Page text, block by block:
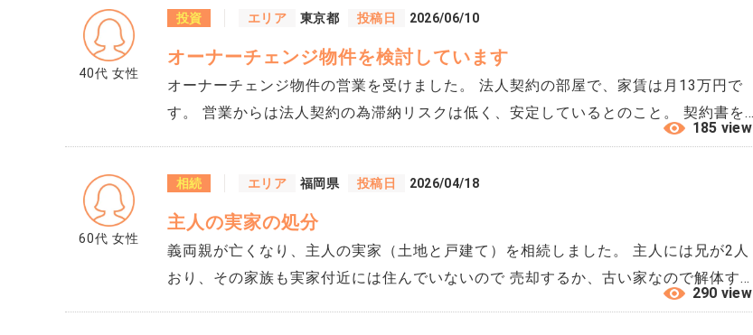
た。確定申告も行っており、今年も同程度の収入を見込んでいます。 不動産会社から
は、副業収入も評価してくれる金融機関がある可能性があると聞きました。 ただ、副
業収入は毎年必ず同じ金額になるわけではないため、どの程度安定収入として見ても
らえるのかが気になっています。 夫は本業の年収に副業収入を加えれば問題ないので
はと考えていますが、実際の審査ではどの見られるのでしょうか。 副業収入は年収と
要があるのか教えていただきたいです。
40代 女性
投資 エリア 東京都 投稿日 2026/06/10
185 view
オーナーチェンジ物件を検討しています
オーナーチェンジ物件の営業を受けました。 法人契約の部屋で、家賃は月13万円で
す。 営業からは法人契約の為滞納リスクは低く、安定しているとのこと。 契約書を
確認すると、会社の社宅だそうです。（実際に誰が住んでいるかはわかりません） 物
て良いのか迷っています。 購入するとした場合、どこまで細かく確認しておく必要が
ありますか？
60代 女性
相続 エリア 福岡県 投稿日 2026/04/18
290 view
主人の実家の処分
義両親が亡くなり、主人の実家（土地と戸建て）を相続しました。 主人には兄が2人
おり、その家族も実家付近には住んでいないので 売却するか、古い家なので解体する
か、または残しておくかで意見が割れています。 義兄たちが売却や解体に反対してい